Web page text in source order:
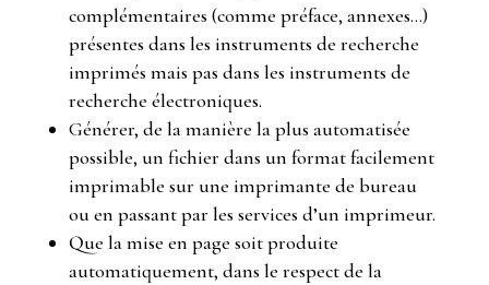
complémentaires (comme préface, annexes…)
présentes dans les instruments de recherche
imprimés mais pas dans les instruments de
recherche électroniques.
Générer, de la manière la plus automatisée
possible, un fichier dans un format facilement
imprimable sur une imprimante de bureau
ou en passant par les services d’un imprimeur.
Que la mise en page soit produite
automatiquement, dans le respect de la